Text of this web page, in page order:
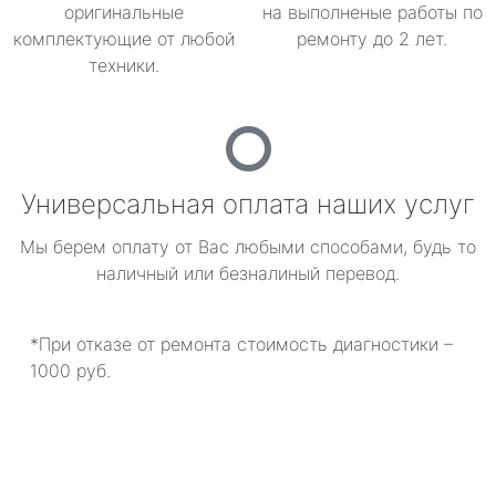
оригинальные
комплектующие от любой
техники.
на выполненые работы по
ремонту до 2 лет.
Универсальная оплата наших услуг
Мы берем оплату от Вас любыми способами, будь то
наличный или безналиный перевод.
*При отказе от ремонта стоимость диагностики –
1000 руб.